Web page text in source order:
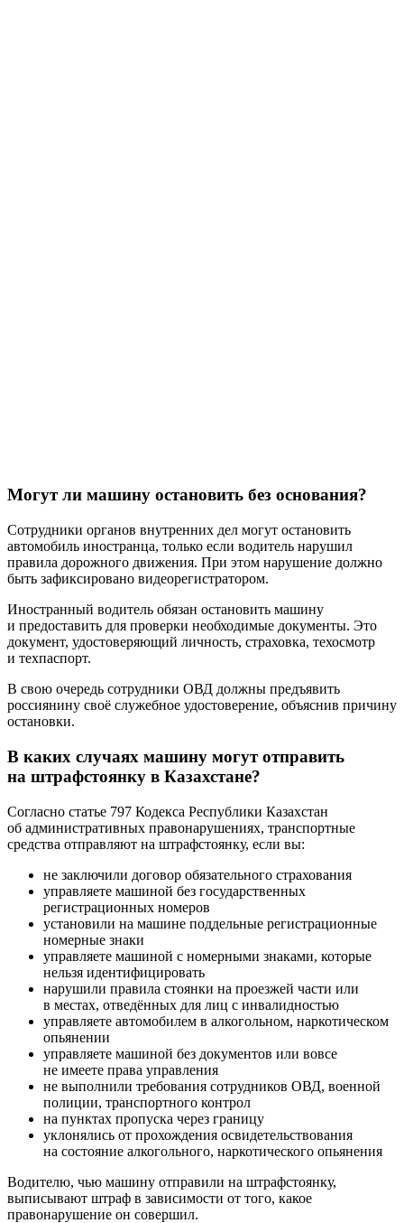
Могут ли машину остановить без основания?
Сотрудники органов внутренних дел могут остановить
автомобиль иностранца, только если водитель нарушил
правила дорожного движения. При этом нарушение должно
быть зафиксировано видеорегистратором.
Иностранный водитель обязан остановить машину
и предоставить для проверки необходимые документы. Это
документ, удостоверяющий личность, страховка, техосмотр
и техпаспорт.
В свою очередь сотрудники ОВД должны предъявить
россиянину своё служебное удостоверение, объяснив причину
остановки.
В каких случаях машину могут отправить
на штрафстоянку в Казахстане?
Согласно статье 797 Кодекса Республики Казахстан
об административных правонарушениях, транспортные
средства отправляют на штрафстоянку, если вы:
не заключили договор обязательного страхования
управляете машиной без государственных
регистрационных номеров
установили на машине поддельные регистрационные
номерные знаки
управляете машиной с номерными знаками, которые
нельзя идентифицировать
нарушили правила стоянки на проезжей части или
в местах, отведённых для лиц с инвалидностью
управляете автомобилем в алкогольном, наркотическом
опьянении
управляете машиной без документов или вовсе
не имеете права управления
не выполнили требования сотрудников ОВД, военной
полиции, транспортного контрол
на пунктах пропуска через границу
уклонялись от прохождения освидетельствования
на состояние алкогольного, наркотического опьянения
Водителю, чью машину отправили на штрафстоянку,
выписывают штраф в зависимости от того, какое
правонарушение он совершил.